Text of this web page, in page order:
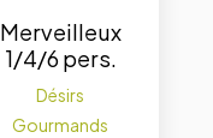
Merveilleux
1/4/6 pers.
Désirs
Gourmands